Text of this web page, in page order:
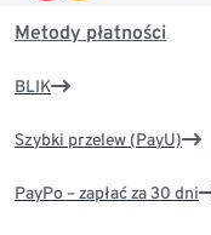
Metody płatności
BLIK
Szybki przelew (PayU)
PayPo – zapłać za 30 dni